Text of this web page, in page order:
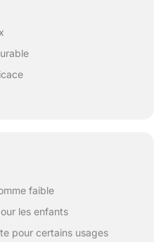
faible
les enfants
pour certains usages